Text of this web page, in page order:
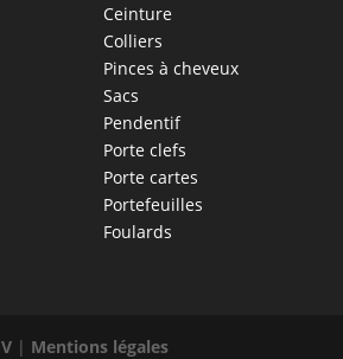
Ceinture
Colliers
Pinces à cheveux
Sacs
Pendentif
Porte clefs
Porte cartes
Portefeuilles
Foulards
| Mentions légales